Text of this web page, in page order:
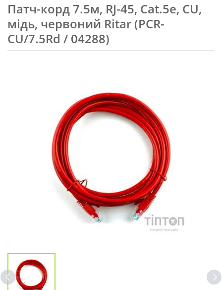
Патч-корд 7.5м, RJ-45, Cat.5e, CU,
мідь, червоний Ritar (PCR-
CU/7.5Rd / 04288)